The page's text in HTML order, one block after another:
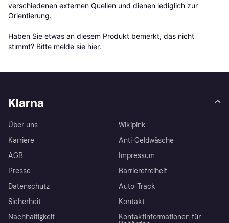
verschiedenen externen Quellen und dienen lediglich zur
Orientierung.
Haben Sie etwas an diesem Produkt bemerkt, das nicht
stimmt? Bitte melde sie hier.
Klarna
Über uns
Karriere
AGB
Presse
Datenschutz
Sicherheit
Nachhaltigkeit
Wikipink
Anti-Geldwäsche
Impressum
Barrierefreiheit
Auto-Track
Kontakt
Kontaktinformationen für